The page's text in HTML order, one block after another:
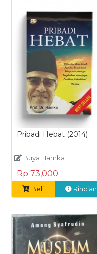
Pribadi Hebat (2014)
Buya Hamka
Rp 73,000
Beli Rincian